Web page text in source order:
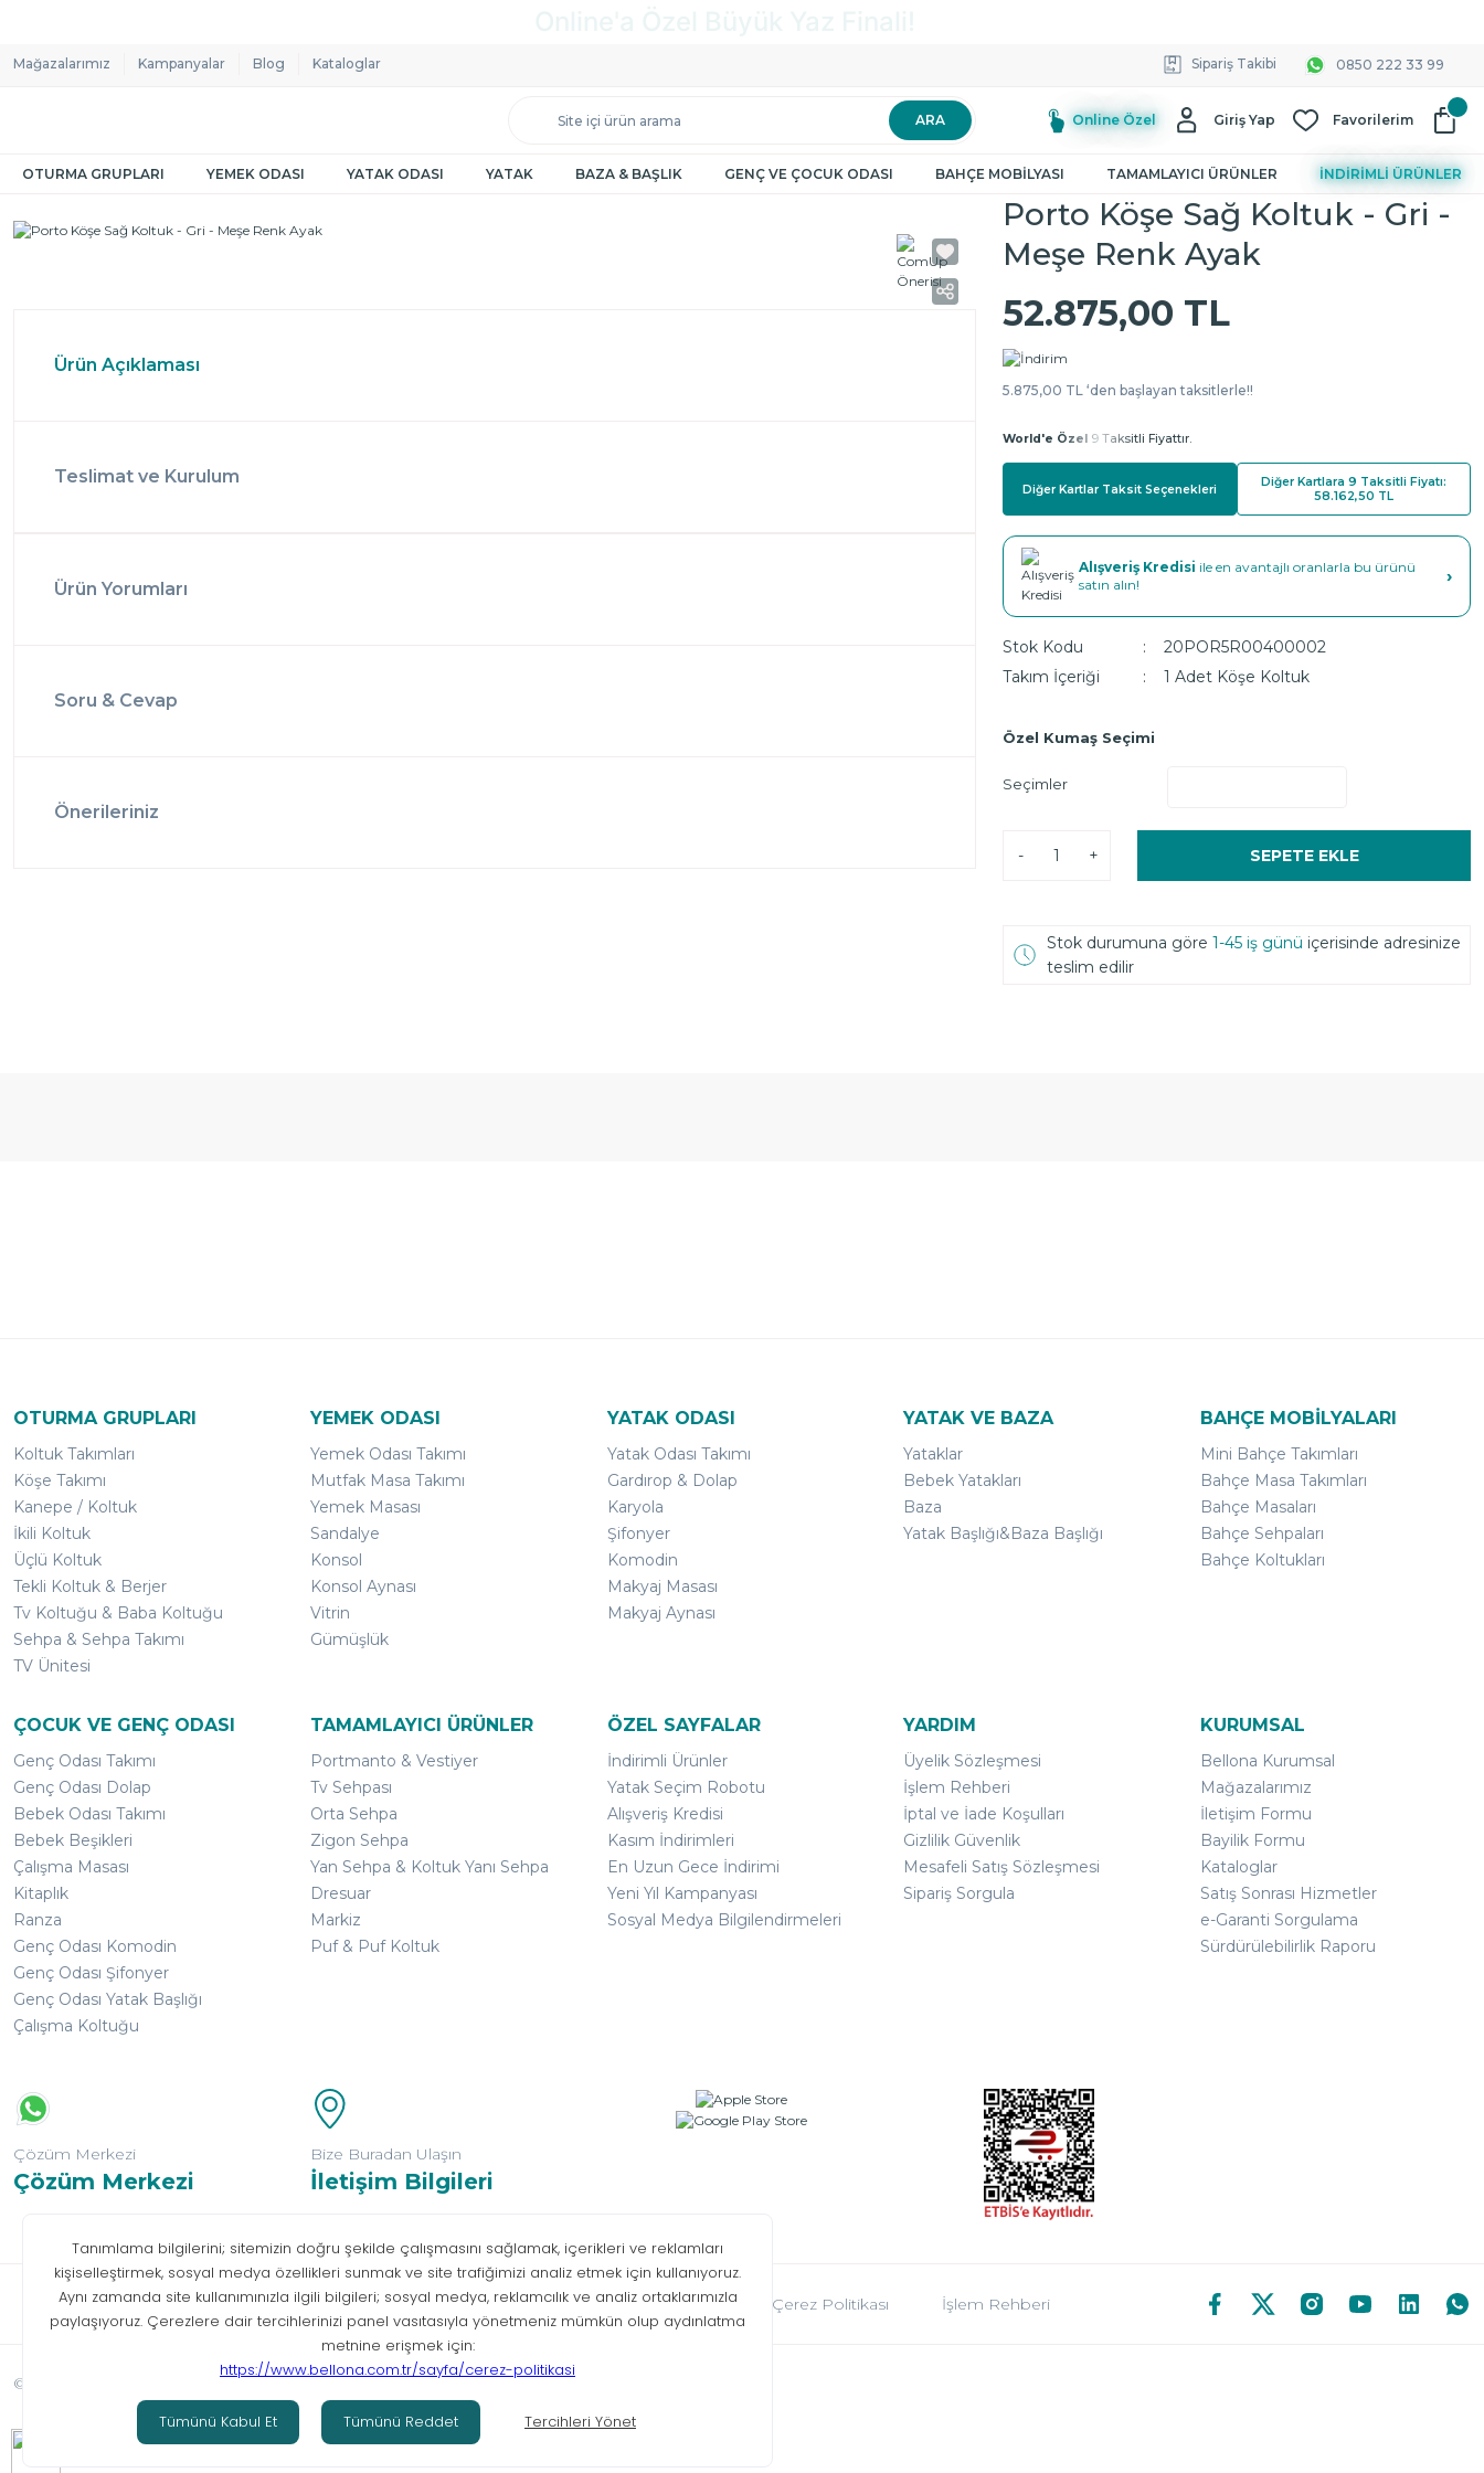
Mağazalarımız Kampanyalar Blog Kataloglar Sipariş Takibi 0850 222 33 99
ARA Online Özel Giriş Yap Favorilerim
OTURMA GRUPLARI YEMEK ODASI YATAK ODASI YATAK BAZA & BAŞLIK GENÇ VE ÇOCUK ODASI BAHÇE MOBİLYASI TAMAMLAYICI ÜRÜNLER İNDİRİMLİ ÜRÜNLER
Ürün Açıklaması
Teslimat ve Kurulum
Ürün Yorumları
Soru & Cevap
Önerileriniz
Porto Köşe Sağ Koltuk - Gri -
Meşe Renk Ayak
52.875,00 TL
5.875,00 TL ‘den başlayan taksitlerle!!
World'e Özel 9 Taksitli Fiyattır.
Diğer Kartlar Taksit Seçenekleri
Diğer Kartlara 9 Taksitli Fiyatı:
58.162,50 TL
Alışveriş Kredisi ile en avantajlı oranlarla bu ürünü
satın alın!
›
Stok Kodu
20POR5R00400002
Takım İçeriği
1 Adet Köşe Koltuk
Özel Kumaş Seçimi
Seçimler
- + SEPETE EKLE
Stok durumuna göre 1-45 iş günü içerisinde adresinize
teslim edilir
OTURMA GRUPLARI
Koltuk Takımları
Köşe Takımı
Kanepe / Koltuk
İkili Koltuk
Üçlü Koltuk
Tekli Koltuk & Berjer
Tv Koltuğu & Baba Koltuğu
Sehpa & Sehpa Takımı
TV Ünitesi
YEMEK ODASI
Yemek Odası Takımı
Mutfak Masa Takımı
Yemek Masası
Sandalye
Konsol
Konsol Aynası
Vitrin
Gümüşlük
YATAK ODASI
Yatak Odası Takımı
Gardırop & Dolap
Karyola
Şifonyer
Komodin
Makyaj Masası
Makyaj Aynası
YATAK VE BAZA
Yataklar
Bebek Yatakları
Baza
Yatak Başlığı&Baza Başlığı
BAHÇE MOBİLYALARI
Mini Bahçe Takımları
Bahçe Masa Takımları
Bahçe Masaları
Bahçe Sehpaları
Bahçe Koltukları
ÇOCUK VE GENÇ ODASI
Genç Odası Takımı
Genç Odası Dolap
Bebek Odası Takımı
Bebek Beşikleri
Çalışma Masası
Kitaplık
Ranza
Genç Odası Komodin
Genç Odası Şifonyer
Genç Odası Yatak Başlığı
Çalışma Koltuğu
TAMAMLAYICI ÜRÜNLER
Portmanto & Vestiyer
Tv Sehpası
Orta Sehpa
Zigon Sehpa
Yan Sehpa & Koltuk Yanı Sehpa
Dresuar
Markiz
Puf & Puf Koltuk
ÖZEL SAYFALAR
İndirimli Ürünler
Yatak Seçim Robotu
Alışveriş Kredisi
Kasım İndirimleri
En Uzun Gece İndirimi
Yeni Yıl Kampanyası
Sosyal Medya Bilgilendirmeleri
YARDIM
Üyelik Sözleşmesi
İşlem Rehberi
İptal ve İade Koşulları
Gizlilik Güvenlik
Mesafeli Satış Sözleşmesi
Sipariş Sorgula
KURUMSAL
Bellona Kurumsal
Mağazalarımız
İletişim Formu
Bayilik Formu
Kataloglar
Satış Sonrası Hizmetler
e-Garanti Sorgulama
Sürdürülebilirlik Raporu
Çözüm Merkezi
Çözüm Merkezi
Bize Buradan Ulaşın
İletişim Bilgileri
Bilgi Toplumu Hizmetleri KVKK Çerez Politikası İşlem Rehberi
© Tüm hakları saklıdır. Bellona 2026